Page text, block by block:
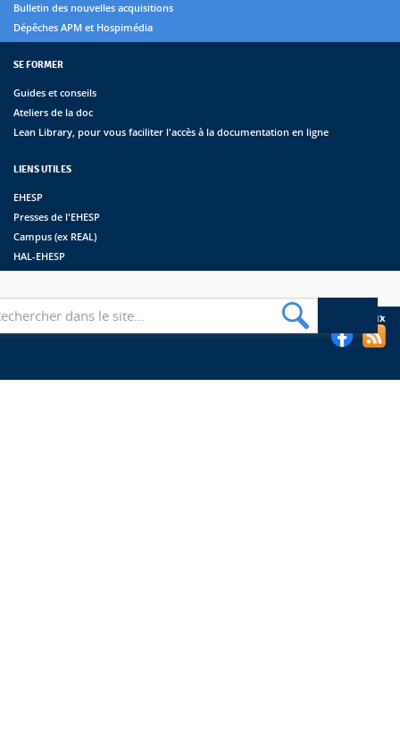
Bulletin des nouvelles acquisitions
Dépêches APM et Hospimédia
SE FORMER
Guides et conseils
Ateliers de la doc
Lean Library, pour vous faciliter l'accès à la documentation en ligne
LIENS UTILES
EHESP
Presses de l'EHESP
Campus (ex REAL)
HAL-EHESP
Suivez les bibliothèques de l'EHESP sur les réseaux sociaux